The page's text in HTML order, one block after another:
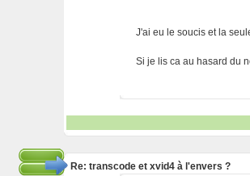
J'ai eu le soucis et la
Si je lis ca au hasard du
Re: transcode et xvid4 à l'envers ?